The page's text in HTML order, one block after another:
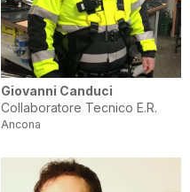
Giovanni Canduci
Collaboratore Tecnico E.R.
Ancona